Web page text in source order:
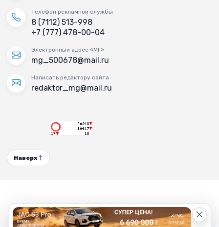
Телефон рекламной службы
8 (7112) 513-998
+7 (777) 478-00-04
Электронный адрес «МГ»
mg_500678@mail.ru
Написать редактору сайта
redaktor_mg@mail.ru
Наверх